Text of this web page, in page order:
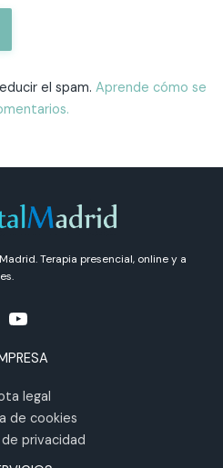
el spam. Aprende cómo se
Terapia presencial, online y a
YouTube
legal
de cookies
privacidad